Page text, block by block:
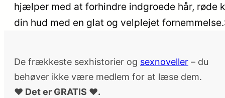
hjælper med at forhindre indgroede hår, røde
din hud med en glat og velplejet
De frækkeste sexhistorier og sexnoveller – du
behøver ikke være medlem for at læse dem.
♥ Det er GRATIS ♥.